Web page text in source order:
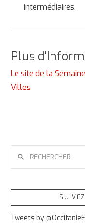
intermédiaires.
Plus
Le site de la
Villes
Tweets by